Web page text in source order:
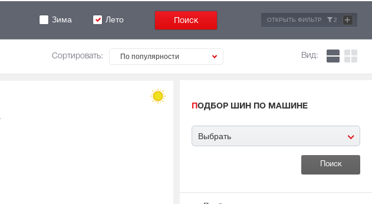
Зима Лето ОТКРЫТЬ ФИЛЬТР 2 +
Сортировать: По популярности Вид:
ПОДБОР ШИН ПО МАШИНЕ
Выбрать